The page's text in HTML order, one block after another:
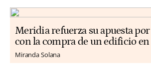
Meridia refuerza su apuesta
con la compra de un edificio
Miranda Solana